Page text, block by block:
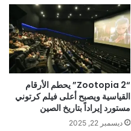
“Zootopia 2” يحطم الأرقام
القياسية ويصبح أعلى فيلم كرتوني
مستورد إيراداً بتاريخ الصين
ديسمبر 22, 2025